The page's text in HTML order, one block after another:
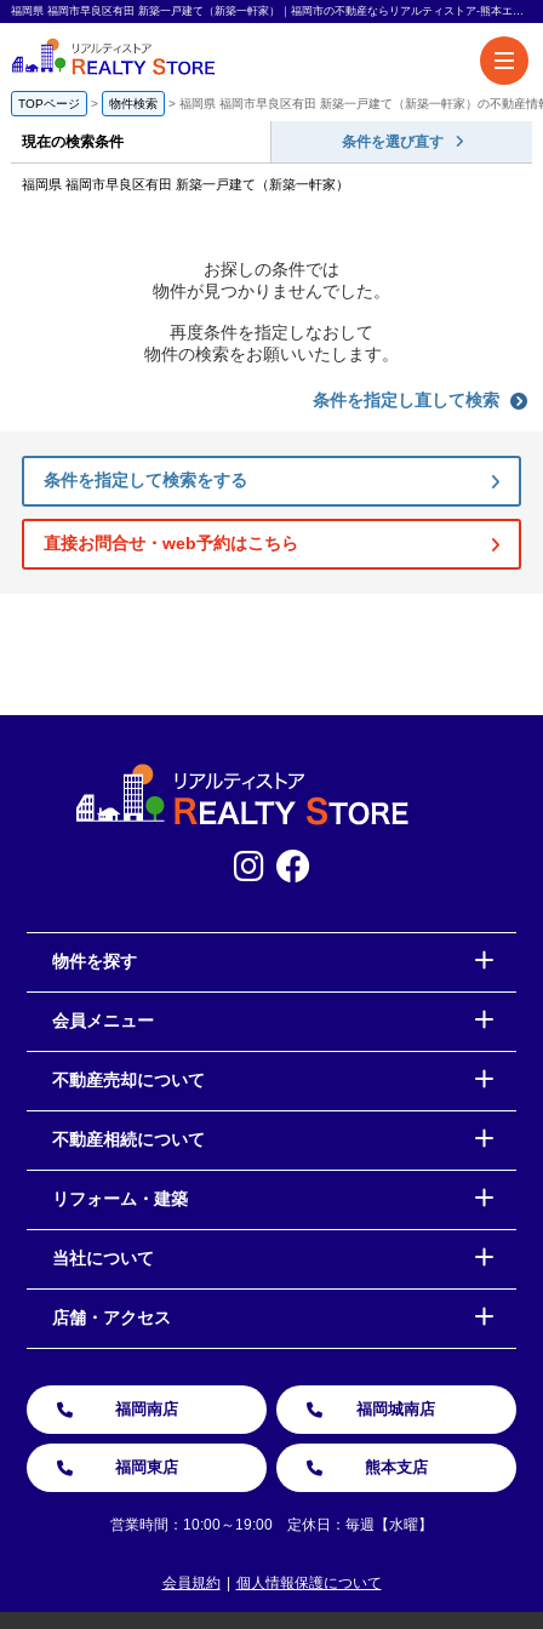
福岡県 福岡市早良区有田 新築一戸建て（新築一軒家）｜福岡市の不動産ならリアルティストア-熊本エリアも対応-
TOPページ 物件検索 福岡県 福岡市早良区有田 新築一戸建て（新築一軒家）の不動産情
現在の検索条件 条件を選び直す
福岡県 福岡市早良区有田 新築一戸建て（新築一軒家）
お探しの条件では
物件が見つかりませんでした。
再度条件を指定しなおして
物件の検索をお願いいたします。
条件を指定し直して検索
条件を指定して検索をする
直接お問合せ・web予約はこちら
物件を探す
会員メニュー
不動産売却について
不動産相続について
リフォーム・建築
当社について
店舗・アクセス
福岡南店 福岡城南店
福岡東店 熊本支店
営業時間：10:00～19:00 定休日：毎週【水曜】
会員規約 個人情報保護について